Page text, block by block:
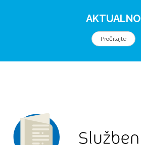
AKTUALNO
Pročitajte